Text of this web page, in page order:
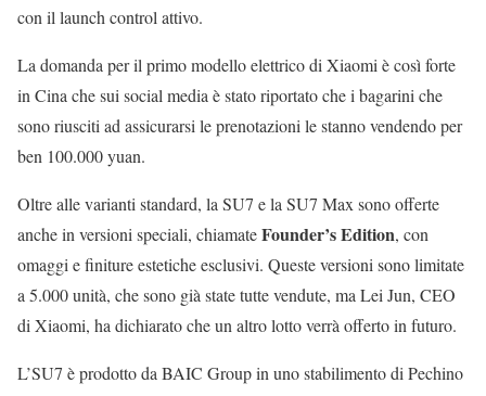
con il launch control attivo.
La domanda per il primo modello elettrico di Xiaomi è così forte
in Cina che sui social media è stato riportato che i bagarini che
sono riusciti ad assicurarsi le prenotazioni le stanno vendendo per
ben 100.000 yuan.
Oltre alle varianti standard, la SU7 e la SU7 Max sono offerte
anche in versioni speciali, chiamateFounder’s Edition, con
omaggi e finiture estetiche esclusivi. Queste versioni sono limitate
a 5.000 unità, che sono già state tutte vendute, ma Lei Jun, CEO
di Xiaomi, ha dichiarato che un altro lotto verrà offerto in futuro.
L’SU7 è prodotto da BAIC Group in uno stabilimento di Pechino